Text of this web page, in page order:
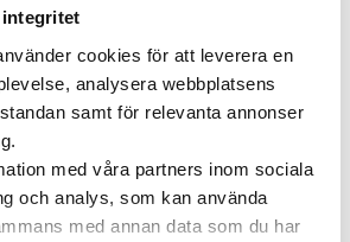
cookies för att leverera en
analysera webbplatsens
samt för relevanta annonser
med våra partners inom sociala
och analys, som kan använda
med annan data som du har
i välkomstpresent när ni blir
kompisklubb!
är du och ditt barn välkomna att
i kompisklubben och få en
även alla barn att rita, pyssla
oss.
på plats eller gör det redan nu
Elin Plus och kryssa i ”Gå med i